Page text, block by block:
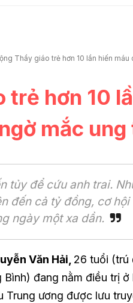
Thầy giáo trẻ hơn 10 lần hiến
trẻ hơn 10
mắc
tủy để cứu anh trai.
đến cả tỷ đồng, cơ
ngày một xa dần.
Văn Hải, 26 tuổi (trú
đang nằm điều trị
Trung ương được lưu